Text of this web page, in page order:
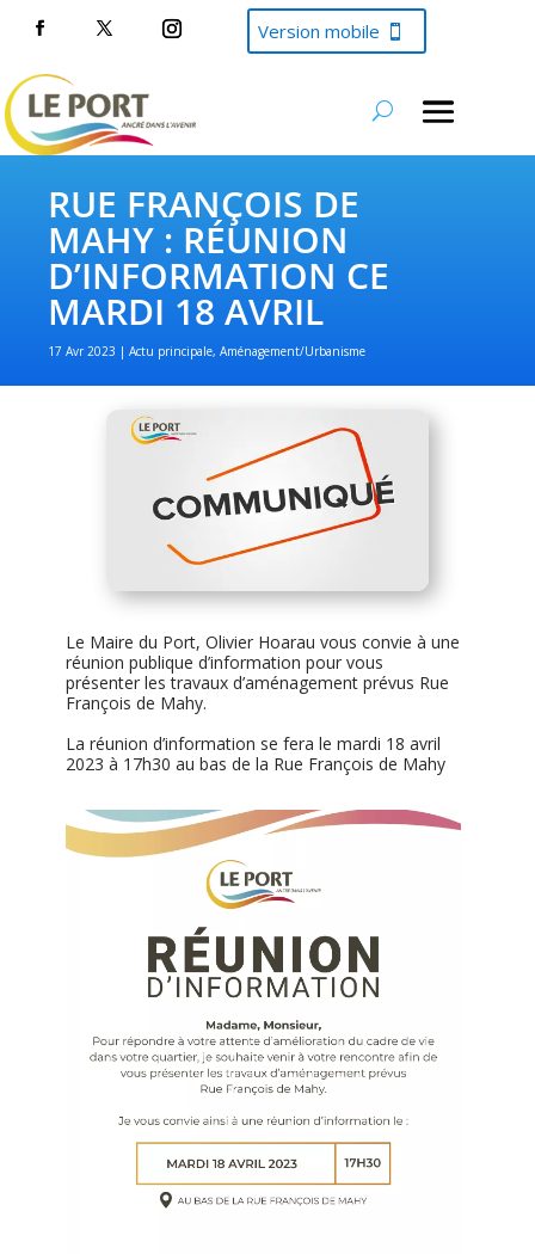
Version mobile
RUE FRANÇOIS DE
MAHY : RÉUNION
D’INFORMATION CE
MARDI 18 AVRIL
17 Avr 2023 Actu principale,Aménagement/Urbanisme
Le Maire du Port, Olivier Hoarau vous convie à une
réunion publique d’information pour vous
présenter les travaux d’aménagement prévus Rue
François de Mahy.
La réunion d’information se fera le mardi 18 avril
2023 à 17h30 au bas de la Rue François de Mahy